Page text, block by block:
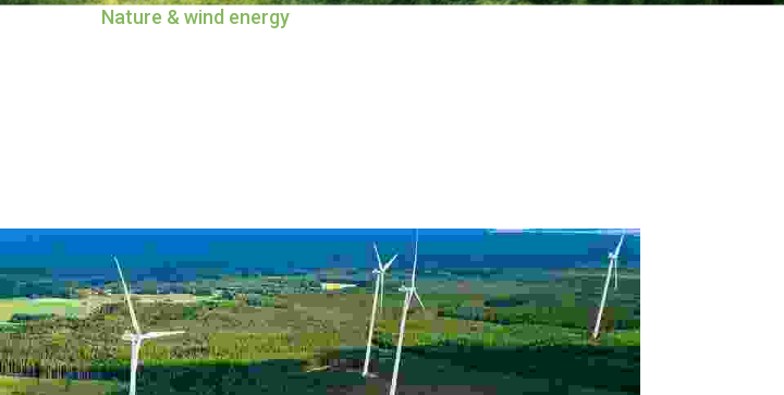
Miyawaki ForestNature & wind energy